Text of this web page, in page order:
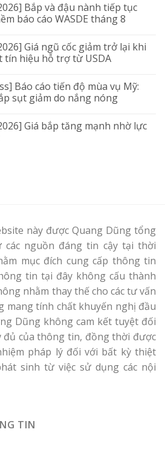
Bắp và đậu nành tiếp tục
báo cáo WASDE tháng 8
Giá ngũ cốc giảm trở lại khi
tín hiệu hỗ trợ từ USDA
Báo cáo tiến độ mùa vụ Mỹ:
sụt giảm do nắng nóng
Giá bắp tăng mạnh nhờ lực
này được Quang Dũng tổng
nguồn đáng tin cậy tại thời
mục đích cung cấp thông tin
tin tại đây không cấu thành
nhằm thay thế cho các tư vấn
mang tính chất khuyến nghị đầu
Dũng không cam kết tuyệt đối
đủ của thông tin, đồng thời được
pháp lý đối với bất kỳ thiệt
sinh từ việc sử dụng các nội
TIN